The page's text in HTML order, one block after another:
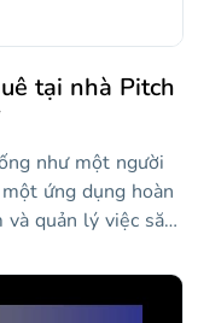
tại nhà Pitch
như một người
ứng dụng hoàn
quản lý việc săn
hảo mà bạn sẽ
hàng!